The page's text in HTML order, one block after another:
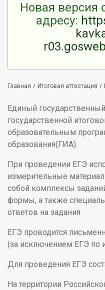
Новая версия
адресу:
Строка
навигации
Главная Итоговая аттестация
Единый
государственной
образовательным
образования(ГИА).
При проведении ЕГЭ
измерительные
собой комплексы
формы, а также
ответов на задания.
ЕГЭ проводится
(за исключением ЕГЭ по
Для проведения ЕГЭ
На территории